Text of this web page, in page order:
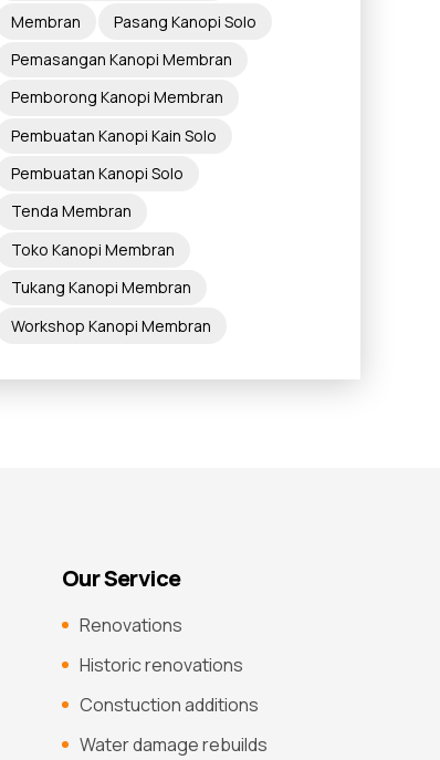
Membran
Pasang Kanopi Solo
Pemasangan Kanopi Membran
Pemborong Kanopi Membran
Pembuatan Kanopi Kain Solo
Pembuatan Kanopi Solo
Tenda Membran
Toko Kanopi Membran
Tukang Kanopi Membran
Workshop Kanopi Membran
Our Service
Renovations
Historic renovations
Constuction additions
Water damage rebuilds